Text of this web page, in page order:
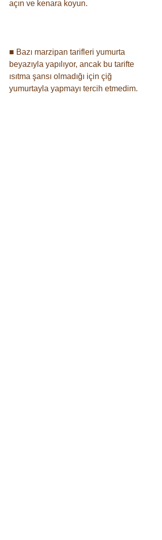
açın ve kenara koyun. ⠀
■ Bazı marzipan tarifleri yumurta
beyazıyla yapılıyor, ancak bu tarifte
ısıtma şansı olmadığı için çiğ
yumurtayla yapmayı tercih etmedim. ⠀